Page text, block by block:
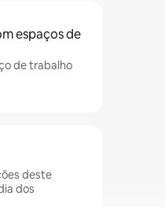
espaços de
de trabalho
deste
dos